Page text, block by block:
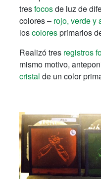
tresfocosde luz de
colores – rojo, verde y
loscoloresprimarios
Realizó tres registros
mismo motivo,
cristal de un color